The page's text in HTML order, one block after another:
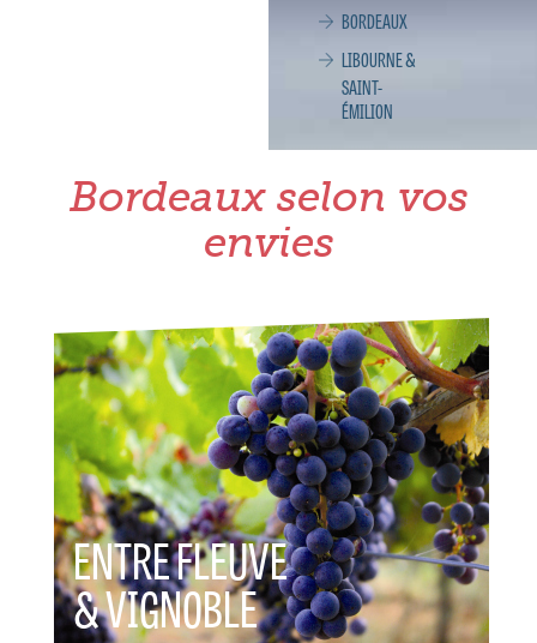
BORDEAUX
LIBOURNE &
SAINT-
ÉMILION
Bordeaux selon vos
envies
ENTRE FLEUVE
& VIGNOBLE &